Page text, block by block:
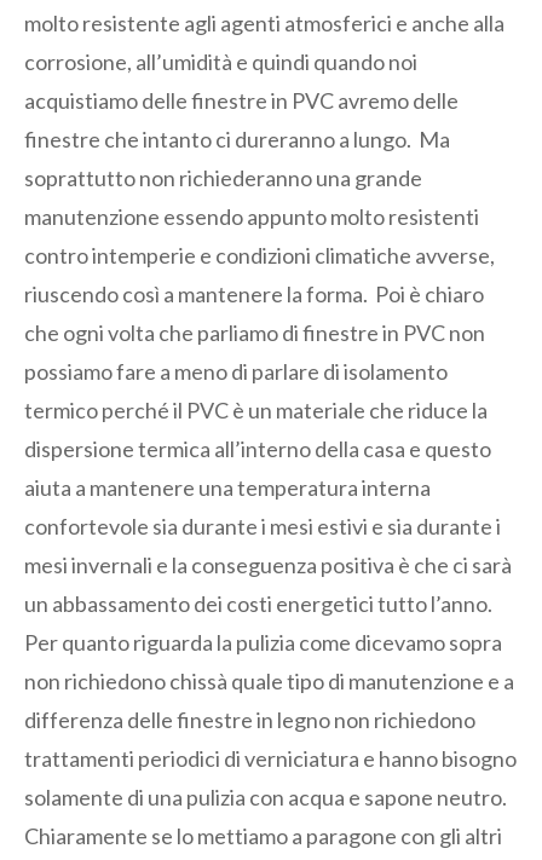
molto resistente agli agenti atmosferici e anche alla
corrosione, all’umidità e quindi quando noi
acquistiamo delle finestre in PVC avremo delle
finestre che intanto ci dureranno a lungo. Ma
soprattutto non richiederanno una grande
manutenzione essendo appunto molto resistenti
contro intemperie e condizioni climatiche avverse,
riuscendo così a mantenere la forma. Poi è chiaro
che ogni volta che parliamo di finestre in PVC non
possiamo fare a meno di parlare di isolamento
termico perché il PVC è un materiale che riduce la
dispersione termica all’interno della casa e questo
aiuta a mantenere una temperatura interna
confortevole sia durante i mesi estivi e sia durante i
mesi invernali e la conseguenza positiva è che ci sarà
un abbassamento dei costi energetici tutto l’anno.
Per quanto riguarda la pulizia come dicevamo sopra
non richiedono chissà quale tipo di manutenzione e a
differenza delle finestre in legno non richiedono
trattamenti periodici di verniciatura e hanno bisogno
solamente di una pulizia con acqua e sapone neutro.
Chiaramente se lo mettiamo a paragone con gli altri